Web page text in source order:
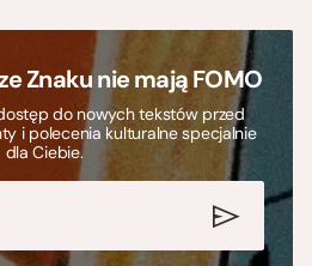
Znaku nie mają FOMO
do nowych tekstów przed
i polecenia kulturalne specjalnie
dla Ciebie.